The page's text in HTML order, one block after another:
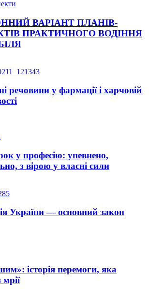
ВАРІАНТ ПЛАНІВ-
ПРАКТИЧНОГО ВОДІННЯ
речовини у фармації і харчовій
у професію: упевнено,
з вірою у власні сили
України — основний закон
історія перемоги, яка